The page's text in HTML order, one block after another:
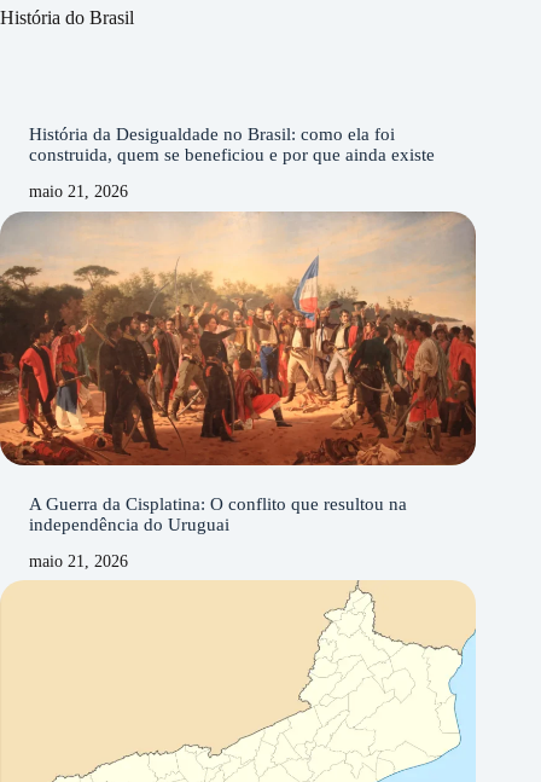
História do Brasil
História da Desigualdade no Brasil: como ela foi
construida, quem se beneficiou e por que ainda existe
maio 21, 2026
A Guerra da Cisplatina: O conflito que resultou na
independência do Uruguai
maio 21, 2026